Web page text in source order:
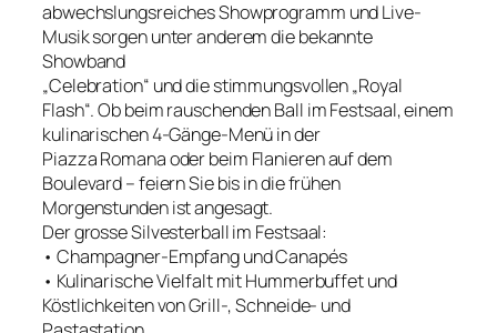
abwechslungsreiches Showprogramm und Live-
Musik sorgen unter anderem die bekannte
Showband
„Celebration“ und die stimmungsvollen „Royal
Flash“. Ob beim rauschenden Ball im Festsaal, einem
kulinarischen 4-Gänge-Menü in der
Piazza Romana oder beim Flanieren auf dem
Boulevard – feiern Sie bis in die frühen
Morgenstunden ist angesagt.
Der grosse Silvesterball im Festsaal:
• Champagner-Empfang und Canapés
• Kulinarische Vielfalt mit Hummerbuffet und
Köstlichkeiten von Grill-, Schneide- und